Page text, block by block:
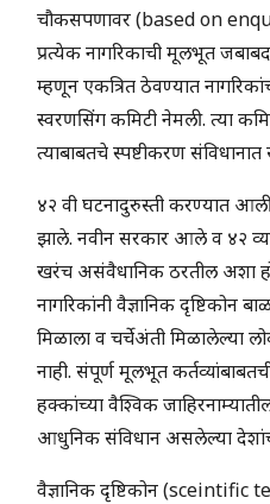
चौकसपणावर (based on
प्रत्येक नागरिकाची मूलभूत
म्हणून एकत्रित ठेवण्यात
स्वरणसिंग कमिटी नेमली. त्या
त्याबाबतचे स्पष्टीकरण
४२ वी घटनादुरुस्ती करण्यात आली
झाले. नवीन सरकार आले व ४२ व्या
खरंच असंवैधानिक ठरतील अशा
नागरिकांनी वैज्ञानिक दृष्टिकोन
मिळाला व चर्चेअंती मिळालेल्या
नाही. संपूर्ण मूलभूत
हक्कांच्या वैश्विक
आधुनिक संविधान असलेल्या
वैज्ञानिक दृष्टिकोन (sceintific